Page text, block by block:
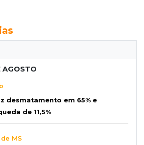
AGOSTO
desmatamento em 65% e
de 11,5%
MS